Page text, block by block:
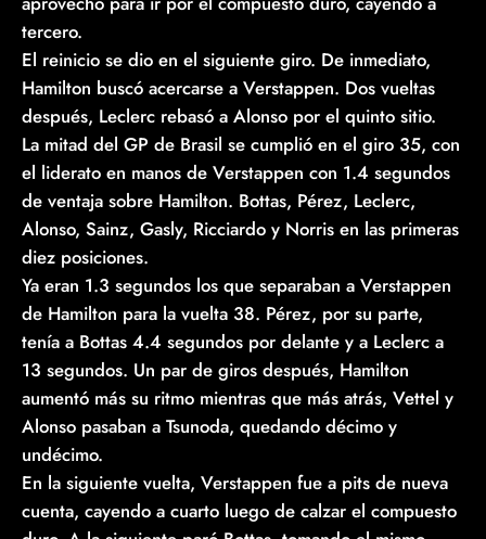
tercero.
El reinicio se dio en el siguiente giro. De inmediato,
Hamilton buscó acercarse a Verstappen. Dos vueltas
después, Leclerc rebasó a Alonso por el quinto sitio.
La mitad del GP de Brasil se cumplió en el giro 35, con
el liderato en manos de Verstappen con 1.4 segundos
de ventaja sobre Hamilton. Bottas, Pérez, Leclerc,
Alonso, Sainz, Gasly, Ricciardo y Norris en las primeras
diez posiciones.
Ya eran 1.3 segundos los que separaban a Verstappen
de Hamilton para la vuelta 38. Pérez, por su parte,
tenía a Bottas 4.4 segundos por delante y a Leclerc a
13 segundos. Un par de giros después, Hamilton
aumentó más su ritmo mientras que más atrás, Vettel y
Alonso pasaban a Tsunoda, quedando décimo y
undécimo.
En la siguiente vuelta, Verstappen fue a pits de nueva
cuenta, cayendo a cuarto luego de calzar el compuesto